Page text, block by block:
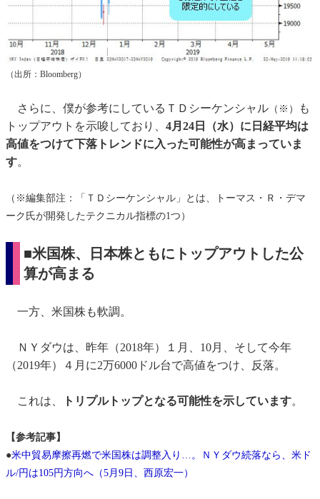
（出所：Bloomberg）
さらに、僕が参考にしているＴＤシーケンシャル （※）
も
トップアウトを示唆しており、 4月24日（水）に日経平均は
高値をつけて下落トレンドに入った可能性が高まっていま
す。
（※編集部注：「ＴＤシーケンシャル」とは、トーマス・Ｒ・デマ
ーク氏が開発したテクニカル指標の1つ）
■米国株、日本株ともにトップアウトした公
算が高まる
一方、米国株も軟調。
ＮＹダウは、昨年（2018年）１月、10月、そして今年
（2019年）４月に2万6000ドル台で高値をつけ、反落。
これは、 トリプルトップとなる可能性を示しています。
【参考記事】
●米中貿易摩擦再燃で米国株は調整入り…。ＮＹダウ続落なら、米ド
ル/円は105円方向へ（5月9日、西原宏一）